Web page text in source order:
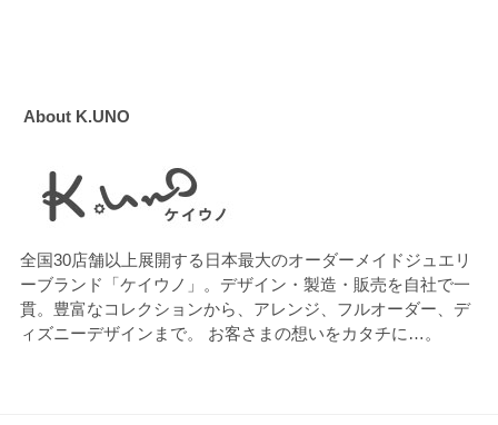
About K.UNO
全国30店舗以上展開する日本最大のオーダーメイドジュエリ
ーブランド「ケイウノ」。デザイン・製造・販売を自社で一
貫。豊富なコレクションから、アレンジ、フルオーダー、デ
ィズニーデザインまで。 お客さまの想いをカタチに…。